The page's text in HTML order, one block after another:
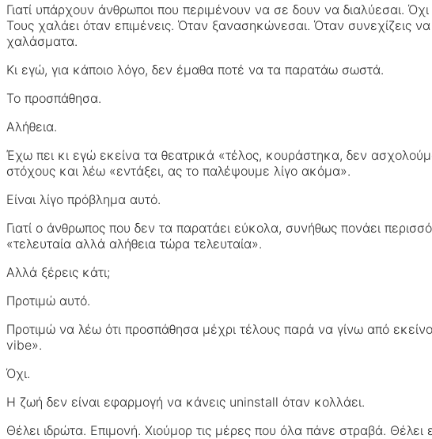
Γιατί υπάρχουν άνθρωποι που περιμένουν να σε δουν να διαλύεσαι.
Τους χαλάει όταν επιμένεις. Όταν ξανασηκώνεσαι. Όταν συνεχίζεις
χαλάσματα.
Κι εγώ, για κάποιο λόγο, δεν έμαθα ποτέ να τα παρατάω σωστά.
Το προσπάθησα.
Αλήθεια.
Έχω πει κι εγώ εκείνα τα θεατρικά «τέλος, κουράστηκα, δεν
στόχους και λέω «εντάξει, ας το παλέψουμε λίγο ακόμα».
Είναι λίγο πρόβλημα αυτό.
Γιατί ο άνθρωπος που δεν τα παρατάει εύκολα, συνήθως πονάει
«τελευταία αλλά αλήθεια τώρα τελευταία».
Αλλά ξέρεις κάτι;
Προτιμώ αυτό.
Προτιμώ να λέω ότι προσπάθησα μέχρι τέλους παρά να γίνω από
vibe».
Όχι.
Η ζωή δεν είναι εφαρμογή να κάνεις uninstall όταν κολλάει.
Θέλει ιδρώτα. Επιμονή. Χιούμορ τις μέρες που όλα πάνε στραβά.